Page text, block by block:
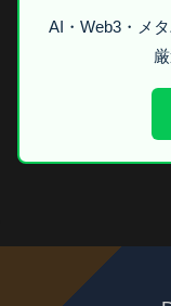
AI・Web3・メ